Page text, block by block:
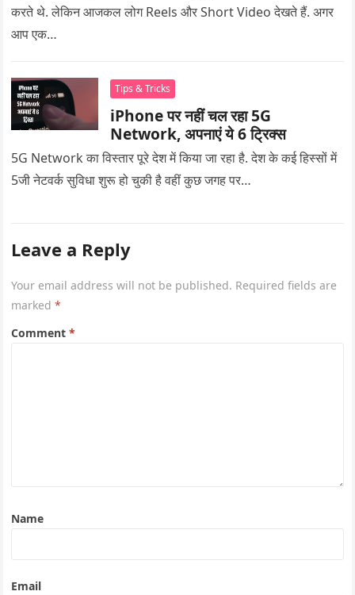
करते थे. लेकिन आजकल लोग Reels और Short Video देखते हैं. अगर
आप एक…
Tips & Tricks
iPhone पर नहीं चल रहा 5G
Network, अपनाएं ये 6 ट्रिक्स
5G Network का विस्तार पूरे देश में किया जा रहा है. देश के कई हिस्सों में
5जी नेटवर्क सुविधा शुरू हो चुकी है वहीं कुछ जगह पर…
Leave a Reply
Your email address will not be published. Required fields are
marked*
Comment*
Name
Email